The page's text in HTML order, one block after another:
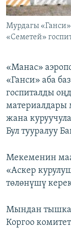
Мурдагы
«Семетей»
«Манас»
«Ганси» аба
госпиталды
материалдары
жана
Бул тууралуу
Мекеменин
«Аскер
төлөнүшү
Мындан
Коргоо